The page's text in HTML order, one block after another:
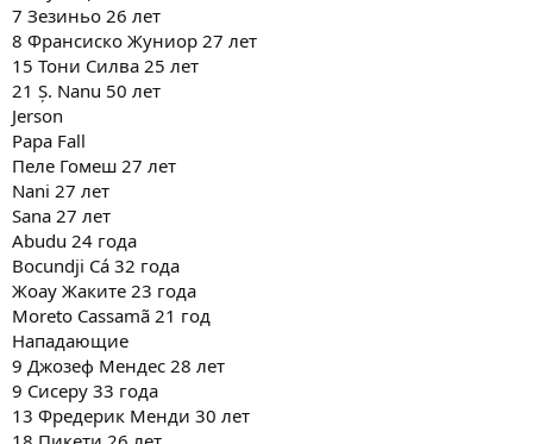
7 Зезиньо 26 лет
8 Франсиско Жуниор 27 лет
15 Тони Силва 25 лет
21 Ș. Nanu 50 лет
Jerson
Papa Fall
Пеле Гомеш 27 лет
Nani 27 лет
Sana 27 лет
Abudu 24 года
Bocundji Cá 32 года
Жоау Жаките 23 года
Moreto Cassamã 21 год
Нападающие
9 Джозеф Мендес 28 лет
9 Сисеру 33 года
13 Фредерик Менди 30 лет